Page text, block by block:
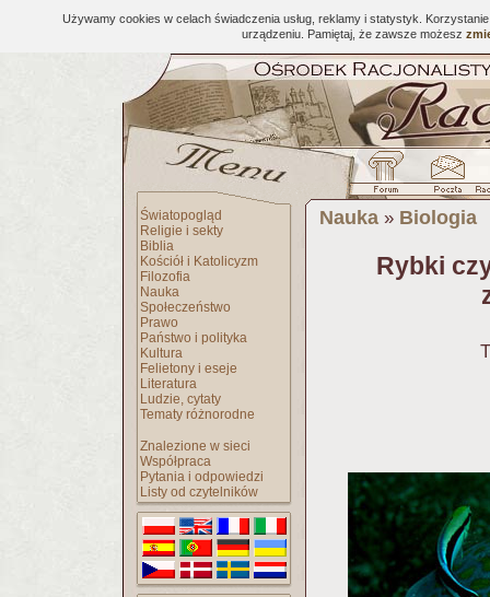
Używamy cookies w celach świadczenia usług, reklamy i statystyk.
urządzeniu. Pamiętaj, że zawsze możesz
Światopogląd
Religie i sekty
Biblia
Kościół i Katolicyzm
Filozofia
Nauka
Społeczeństwo
Prawo
Państwo i polityka
Kultura
Felietony i eseje
Literatura
Ludzie, cytaty
Tematy różnorodne
Znalezione w sieci
Współpraca
Pytania i odpowiedzi
Listy od czytelników
Nauka » Biologia
Rybki